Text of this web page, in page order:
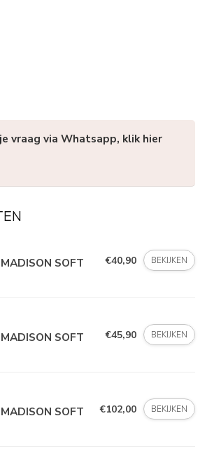
vraag via Whatsapp, klik hier
SOFT €40,90 BEKIJKEN
SOFT €45,90 BEKIJKEN
SOFT €102,00 BEKIJKEN